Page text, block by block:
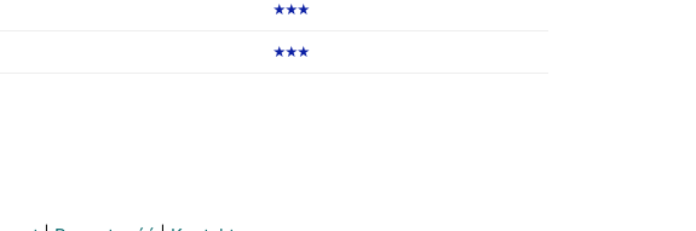
★★★
★★★